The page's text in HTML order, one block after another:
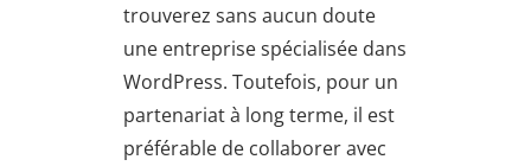
trouverez sans aucun doute
une entreprise spécialisée dans
WordPress. Toutefois, pour un
partenariat à long terme, il est
préférable de collaborer avec